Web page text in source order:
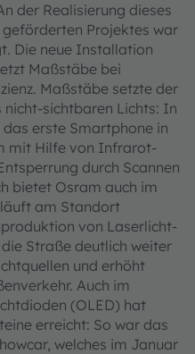
der Realisierung dieses
Projektes war
Die neue Installation
Maßstäbe bei
Maßstäbe setzte der
nicht-sichtbaren Lichts: In
erste Smartphone in
mit Hilfe von Infrarot-
durch Scannen
bietet Osram auch im
am Standort
von Laserlicht-
Straße deutlich weiter
und erhöht
Auch im
(OLED) hat
erreicht: So war das
welches im Januar